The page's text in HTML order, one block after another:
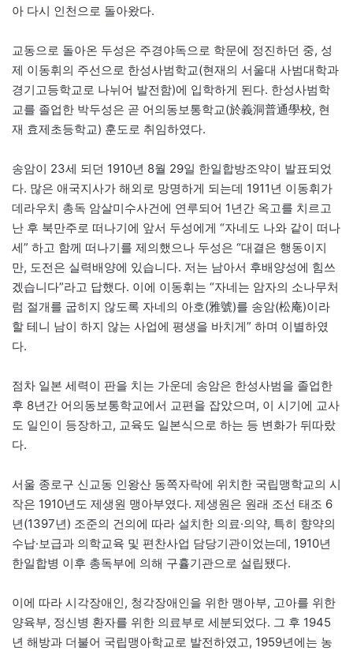
아 다시 인천으로 돌아왔다.
교동으로 돌아온 두성은 주경야독으로 학문에 정진하던 중, 성
제 이동휘의 주선으로 한성사범학교(현재의 서울대 사범대학과
경기고등학교로 나뉘어 발전함)에 입학하게 된다. 한성사범학
교를 졸업한 박두성은 곧 어의동보통학교(於義洞普通學校, 현
재 효제초등학교) 훈도로 취임하였다.
송암이 23세 되던 1910년 8월 29일 한일합방조약이 발표되었
다. 많은 애국지사가 해외로 망명하게 되는데 1911년 이동휘가
데라우치 총독 암살미수사건에 연루되어 1년간 옥고를 치르고
난 후 북만주로 떠나기에 앞서 두성에게 “자네도 나와 같이 떠나
세” 하고 함께 떠나기를 제의했으나 두성은 “대결은 행동이지
만, 도전은 실력배양에 있습니다. 저는 남아서 후배양성에 힘쓰
겠습니다”라고 답했다. 이에 이동휘는 “자네는 암자의 소나무처
럼 절개를 굽히지 않도록 자네의 아호(雅號)를 송암(松庵)이라
할 테니 남이 하지 않는 사업에 평생을 바치게” 하며 이별하였
다.
점차 일본 세력이 판을 치는 가운데 송암은 한성사범을 졸업한
후 8년간 어의동보통학교에서 교편을 잡았으며, 이 시기에 교사
도 일인이 등장하고, 교육도 일본식으로 하는 등 변화가 뒤따랐
다.
서울 종로구 신교동 인왕산 동쪽자락에 위치한 국립맹학교의 시
작은 1910년도 제생원 맹아부였다. 제생원은 원래 조선 태조 6
년(1397년) 조준의 건의에 따라 설치한 의료·의약, 특히 향약의
수납·보급과 의학교육 및 편찬사업 담당기관이었는데, 1910년
한일합병 이후 총독부에 의해 구휼기관으로 설립됐다.
이에 따라 시각장애인, 청각장애인을 위한 맹아부, 고아를 위한
양육부, 정신병 환자를 위한 의료부로 세분되었다. 그 후 1945
년 해방과 더불어 국립맹아학교로 발전하였고, 1959년에는 농